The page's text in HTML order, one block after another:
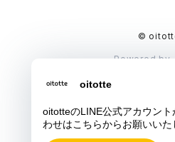
©
Powered by